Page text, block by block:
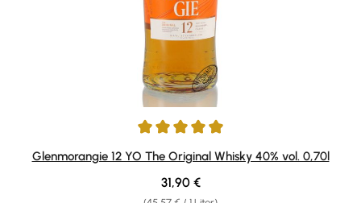
Durchschnittliche Bewertung von 4.94 von 5 Sternen
Glenmorangie 12 YO The Original Whisky 40% vol. 0,70l
Regulärer Preis:
31,90 €